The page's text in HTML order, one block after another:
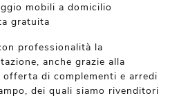
mobili a domicilio
gratuita
professionalità la
anche grazie alla
di complementi e arredi
dei quali siamo rivenditori